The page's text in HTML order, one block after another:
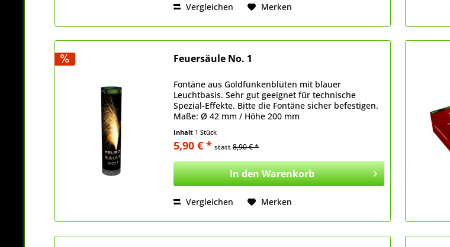
Vergleichen Merken
Feuersäule No. 1
Fontäne aus Goldfunkenblüten mit blauer
Leuchtbasis. Sehr gut geeignet für technische
Spezial-Effekte. Bitte die Fontäne sicher befestigen.
Maße: Ø 42 mm / Höhe 200 mm
Inhalt 1 Stück
5,90 € * statt8,90 € *
In denWarenkorb
Vergleichen Merken